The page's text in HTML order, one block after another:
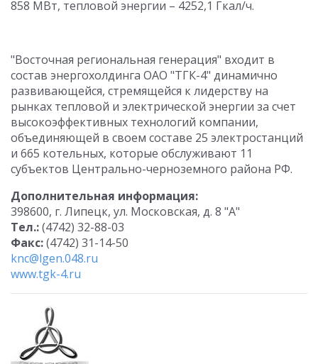
858 МВт, тепловой энергии – 4252,1 Гкал/ч.
"Восточная региональная генерация" входит в
состав энергохолдинга ОАО "ТГК-4" динамично
развивающейся, стремящейся к лидерству на
рынках тепловой и электрической энергии за счет
высокоэффективных технологий компании,
объединяющей в своем составе 25 электростанций
и 665 котельных, которые обслуживают 11
субъектов Центрально-черноземного района РФ.
Дополнительная информация:
398600, г. Липецк, ул. Московская, д. 8 "А"
Тел.:(4742) 32-88-03
Факс:(4742) 31-14-50
knc@lgen.048.ru
www.tgk-4.ru